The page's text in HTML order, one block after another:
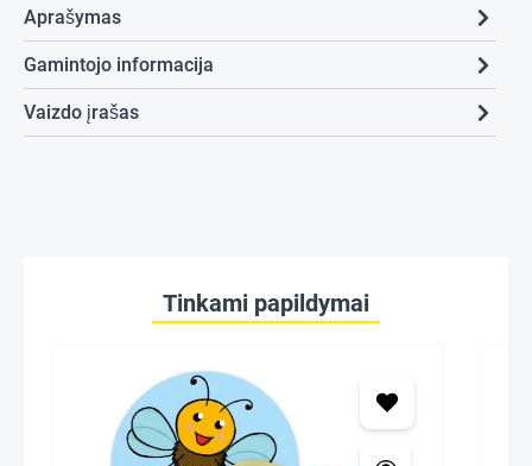
Aprašymas
Gamintojo informacija
Vaizdo įrašas
Tinkami papildymai